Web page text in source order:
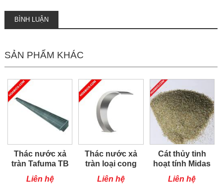
BÌNH LUẬN
SẢN PHẨM KHÁC
Thác nước xả
tràn Tafuma TB
1200
Liên hệ
Thác nước xả
tràn loại cong
Tafuma TB
Liên hệ
Cát thủy tinh
hoạt tính Midas
Liên hệ